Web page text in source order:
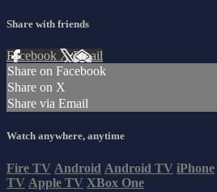
Share with friends
Facebook XEmail
Share on Facebook
Share on X
Share via Email
Watch anywhere, anytime
Fire TV Android Android TV iPhone
TV Apple TV XBox One